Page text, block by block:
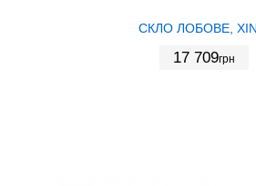
СКЛО ЛОБОВЕ,
17 709грн